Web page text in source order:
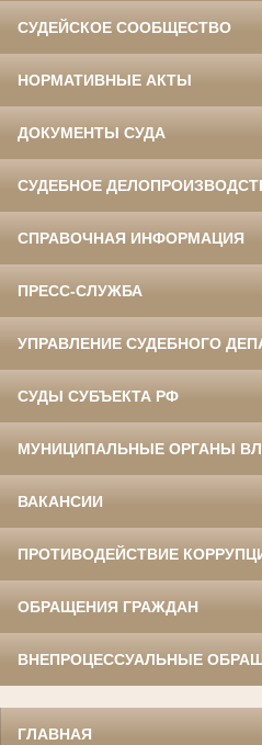
СУДЕЙСКОЕ СООБЩЕСТВО
НОРМАТИВНЫЕ АКТЫ
ДОКУМЕНТЫ СУДА
СУДЕБНОЕ
СПРАВОЧНАЯ ИНФОРМАЦИЯ
ПРЕСС-СЛУЖБА
УПРАВЛЕНИЕ СУДЕБНОГО
СУДЫ СУБЪЕКТА РФ
МУНИЦИПАЛЬНЫЕ ОРГАНЫ
ВАКАНСИИ
ПРОТИВОДЕЙСТВИЕ
ОБРАЩЕНИЯ ГРАЖДАН
ВНЕПРОЦЕССУАЛЬНЫЕ
ГЛАВНАЯ